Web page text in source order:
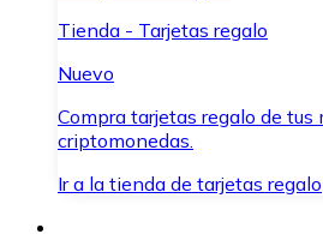
Tienda - Tarjetas regalo
Nuevo
Compra tarjetas regalo de
criptomonedas.
Ir a la tienda de tarjetas regalo